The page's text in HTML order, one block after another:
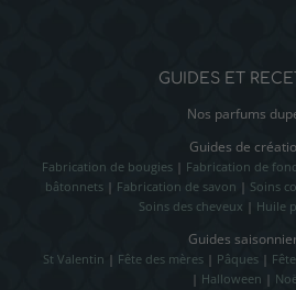
GUIDES ET
Nos parfums
Guides de
Fabrication de bougies| Fabrication de
bâtonnets| Fabrication de savon | Soins
Soins des cheveux | Huile
Guides
St Valentin | Fête des mères| Pâques|
| Halloween |